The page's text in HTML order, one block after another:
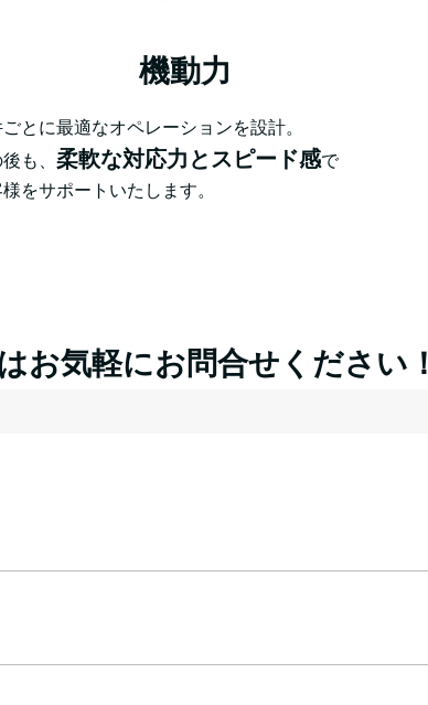
機動力
とに最適なオペレーションを設計。
後も、柔軟な対応力とスピード感で
をサポートいたします。
お気軽にお問合せください！